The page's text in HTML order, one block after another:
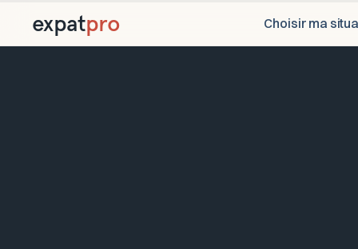
expatpro Choisir ma